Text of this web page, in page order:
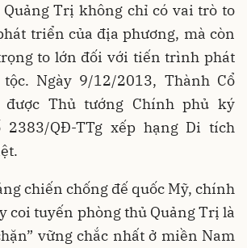
Trị không chỉ có vai trò to
triển của địa phương, mà còn
to lớn đối với tiến trình phát
Ngày 9/12/2013, Thành Cổ
được Thủ tướng Chính phủ ký
2383/QĐ-TTg xếp hạng Di tích
chiến chống đế quốc Mỹ, chính
coi tuyến phòng thủ Quảng Trị là
vững chắc nhất ở miền Nam